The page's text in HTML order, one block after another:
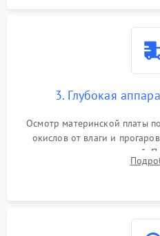
3. Глубокая
Осмотр материнской платы
окислов от влаги и
дежурных напряжений.
мультиконтроллера,